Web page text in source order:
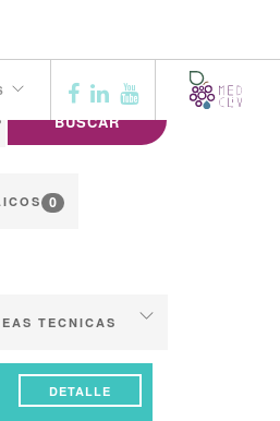
BUSCAR
0
TECNICAS
Suelo
del Agua
DETALLE